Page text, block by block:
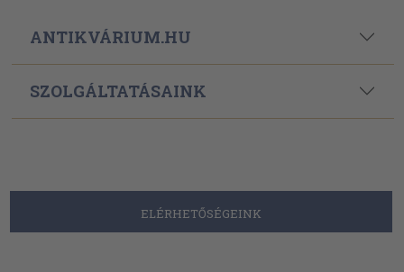
ANTIKVÁRIUM.HU
SZOLGÁLTATÁSAINK
ELÉRHETŐSÉGEINK